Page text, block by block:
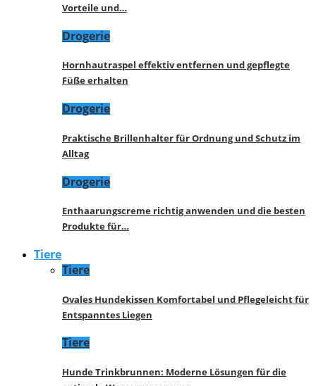
Vorteile und…
Drogerie
Hornhautraspel effektiv entfernen und gepflegte
Füße erhalten
Drogerie
Praktische Brillenhalter für Ordnung und Schutz im
Alltag
Drogerie
Enthaarungscreme richtig anwenden und die besten
Produkte für…
Tiere
Tiere
Ovales Hundekissen Komfortabel und Pflegeleicht für
Entspanntes Liegen
Tiere
Hunde Trinkbrunnen: Moderne Lösungen für die